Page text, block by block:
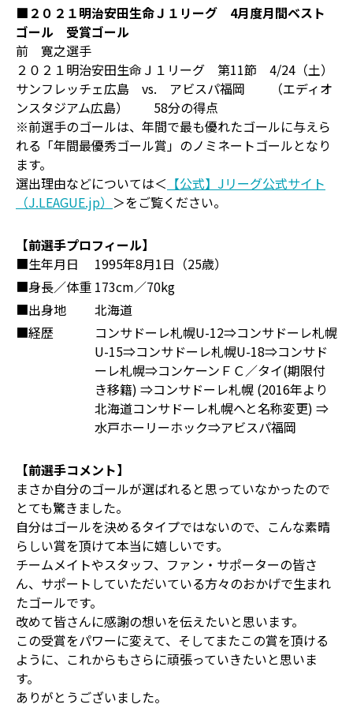
■２０２１明治安田生命Ｊ１リーグ 4月度月間ベスト
ゴール 受賞ゴール
前 寛之選手
２０２１明治安田生命Ｊ１リーグ 第11節 4/24（土）
サンフレッチェ広島 vs. アビスパ福岡 （エディオ
ンスタジアム広島） 58分の得点
※前選手のゴールは、年間で最も優れたゴールに与えら
れる「年間最優秀ゴール賞」のノミネートゴールとなり
ます。
選出理由などについては＜ 【公式】Jリーグ公式サイト
（J.LEAGUE.jp） ＞をご覧ください。
【前選手プロフィール】
■生年月日
1995年8月1日（25歳）
■身長／体重 173cm／70kg
■出身地
北海道
■経歴
コンサドーレ札幌U-12⇒コンサドーレ札幌
U-15⇒コンサドーレ札幌U-18⇒コンサド
ーレ札幌⇒コンケーンＦＣ／タイ(期限付
き移籍) ⇒コンサドーレ札幌 (2016年より
北海道コンサドーレ札幌へと名称変更) ⇒
水戸ホーリーホック⇒アビスパ福岡
【前選手コメント】
まさか自分のゴールが選ばれると思っていなかったので
とても驚きました。
自分はゴールを決めるタイプではないので、こんな素晴
らしい賞を頂けて本当に嬉しいです。
チームメイトやスタッフ、ファン・サポーターの皆さ
ん、サポートしていただいている方々のおかげで生まれ
たゴールです。
改めて皆さんに感謝の想いを伝えたいと思います。
この受賞をパワーに変えて、そしてまたこの賞を頂ける
ように、これからもさらに頑張っていきたいと思いま
す。
ありがとうございました。